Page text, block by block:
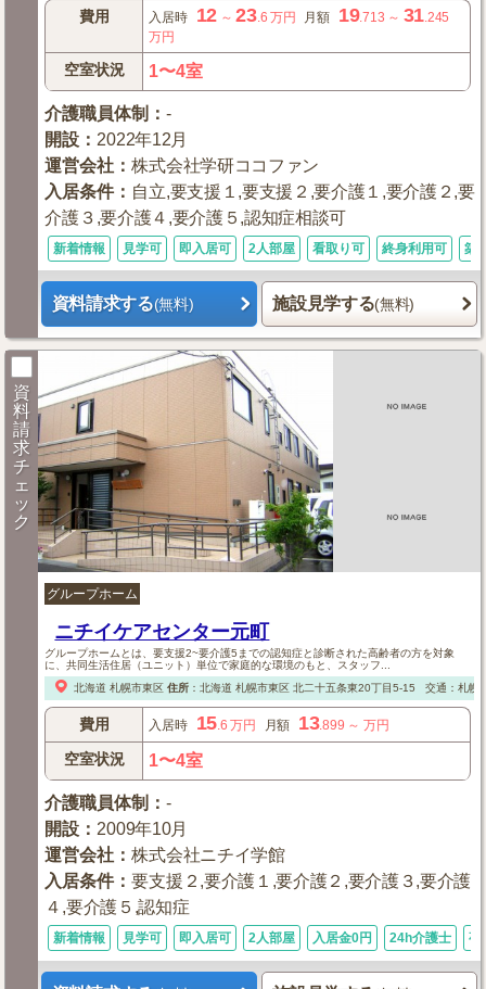
費用 入居時 12 ～23.6 万円 月額 19.713 ～ 31 .245
万円
空室状況 1〜4室
介護職員体制 ：-
開設 ： 2022年12月
運営会社 ：株式会社学研ココファン
入居条件： 自立,要支援１,要支援２,要介護１,要介護２,要
介護３,要介護４,要介護５,認知症相談可
新着情報 見学可 即入居可 2人部屋 看取り可 終身利用可 築
資料請求する(無料) 施設見学する(無料)
資
料
請
求
チ
ェ
ッ
ク
グループホーム
ニチイケアセンター元町
グループホームとは、要支援2~要介護5までの認知症と診断された高齢者の方を対象
に、共同生活住居（ユニット）単位で家庭的な環境のもと、スタッフ...
北海道 札幌市東区 住所： 北海道 札幌市東区北二十五条東20丁目5-15 交通：札幌
費用 入居時 15.6 万円 月額 13.899 ～ 万円
空室状況 1〜4室
介護職員体制 ：-
開設 ： 2009年10月
運営会社 ：株式会社ニチイ学館
入居条件：要支援２,要介護１,要介護２,要介護３,要介護
４,要介護５,認知症
新着情報 見学可 即入居可 2人部屋 入居金0円 24h介護士 夜